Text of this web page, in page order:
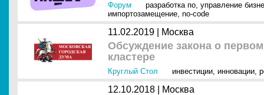
Форум разработка по, управление
импортозамещение, no-code
11.02.2019 | Москва
Обсуждение закона о
кластере
Круглый Стол инвестиции, инновации,
12.10.2018 | Москва